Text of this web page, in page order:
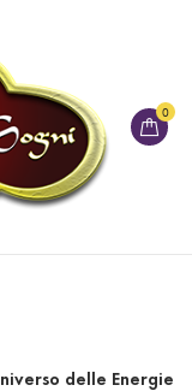
0
delle Energie